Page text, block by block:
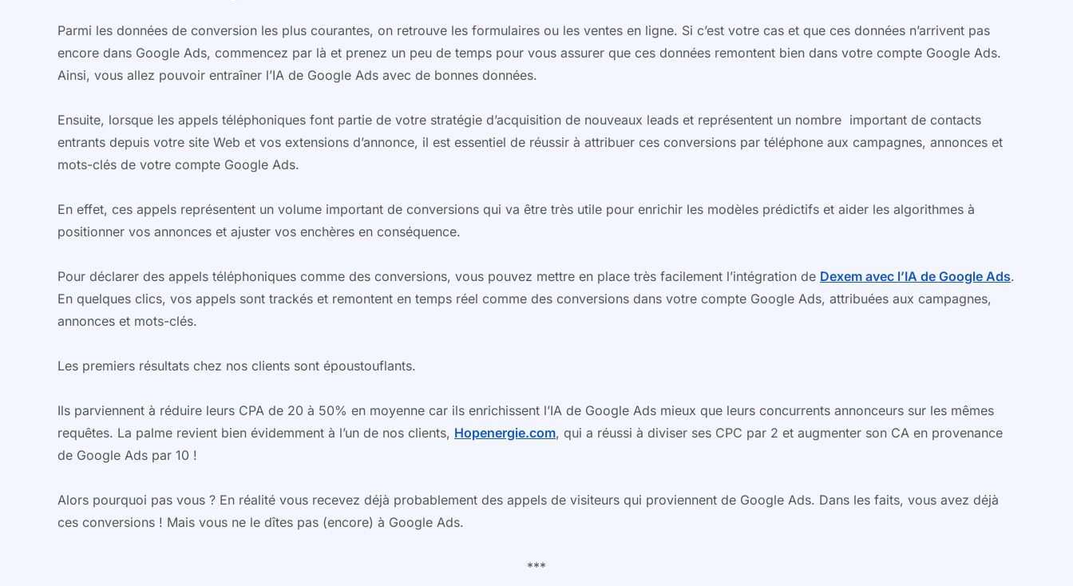
Parmi les données de conversion les plus courantes, on retrouve les formulaires ou les ventes en ligne. Si c’est votre cas et que ces données n’arrivent pas
encore dans Google Ads, commencez par là et prenez un peu de temps pour vous assurer que ces données remontent bien dans votre compte Google Ads.
Ainsi, vous allez pouvoir entraîner l’IA de Google Ads avec de bonnes données.
Ensuite, lorsque les appels téléphoniques font partie de votre stratégie d’acquisition de nouveaux leads et représentent un nombre important de contacts
entrants depuis votre site Web et vos extensions d’annonce, il est essentiel de réussir à attribuer ces conversions par téléphone aux campagnes, annonces et
mots-clés de votre compte Google Ads.
En effet, ces appels représentent un volume important de conversions qui va être très utile pour enrichir les modèles prédictifs et aider les algorithmes à
positionner vos annonces et ajuster vos enchères en conséquence.
Pour déclarer des appels téléphoniques comme des conversions, vous pouvez mettre en place très facilement l’intégration de Dexem avec l’IA de Google Ads.
En quelques clics, vos appels sont trackés et remontent en temps réel comme des conversions dans votre compte Google Ads, attribuées aux campagnes,
annonces et mots-clés.
Les premiers résultats chez nos clients sont époustouflants.
Ils parviennent à réduire leurs CPA de 20 à 50% en moyenne car ils enrichissent l’IA de Google Ads mieux que leurs concurrents annonceurs sur les mêmes
requêtes. La palme revient bien évidemment à l’un de nos clients, Hopenergie.com, qui a réussi à diviser ses CPC par 2 et augmenter son CA en provenance
de Google Ads par 10 !
Alors pourquoi pas vous ? En réalité vous recevez déjà probablement des appels de visiteurs qui proviennent de Google Ads. Dans les faits, vous avez déjà
ces conversions ! Mais vous ne le dîtes pas (encore) à Google Ads.
***